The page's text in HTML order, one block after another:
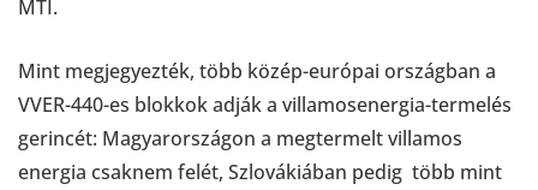
MTI.
Mint megjegyezték, több közép-európai országban a
VVER-440-es blokkok adják a villamosenergia-termelés
gerincét: Magyarországon a megtermelt villamos
energia csaknem felét, Szlovákiában pedig több mint